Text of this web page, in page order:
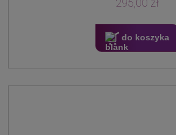
295,00 zł
do koszyka